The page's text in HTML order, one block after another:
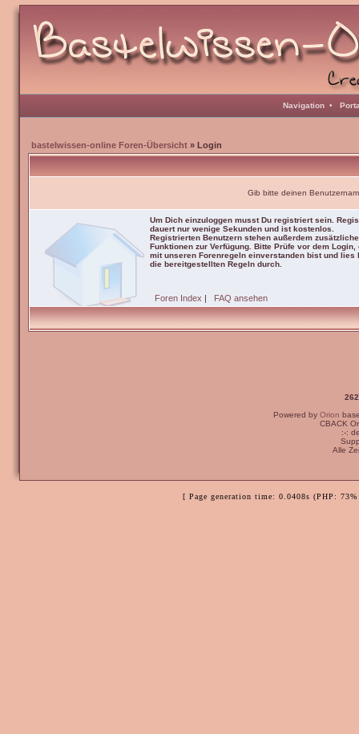
Navigation •
bastelwissen-online Foren-Übersicht » Login
Gib bitte deinen
Um Dich einzuloggen musst Du registriert sein.
dauert nur wenige Sekunden und ist kostenlos.
Registrierten Benutzern stehen außerdem zusätzliche
Funktionen zur Verfügung. Bitte Prüfe vor dem Login,
mit unseren Forenregeln einverstanden bist und lies
die bereitgestellten Regeln durch.
Foren Index | FAQ ansehen
Powered by Orion
CBACK
:-:
Alle
[ Page generation time: 0.0408s (PHP: